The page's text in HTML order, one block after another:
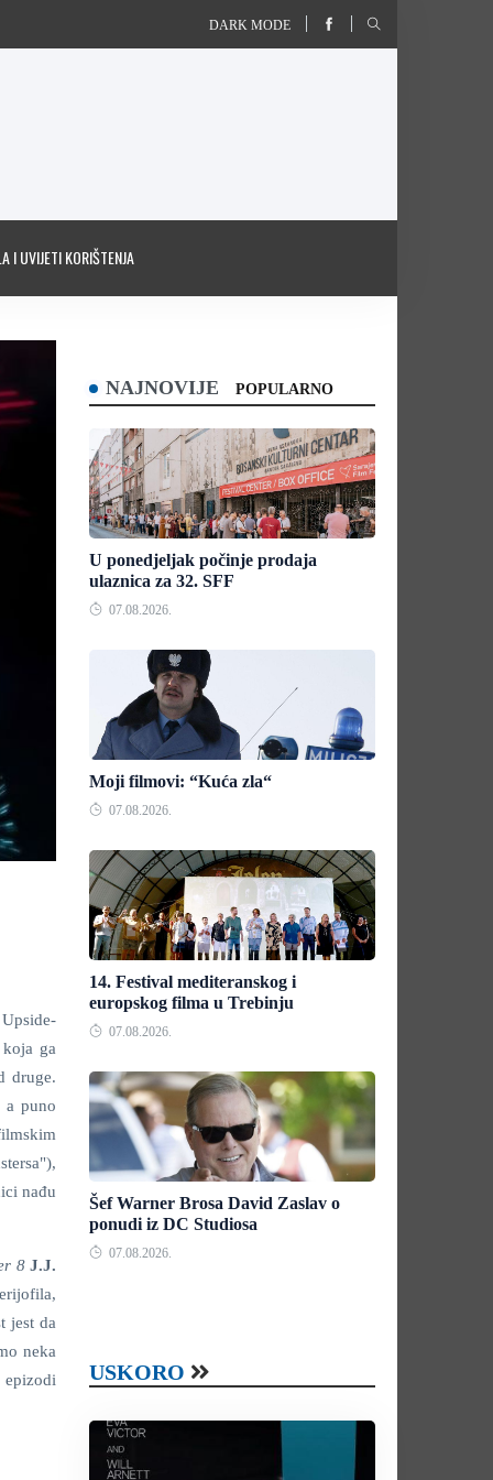
DARK MODE
I UVIJETI KORIŠTENJA
ga
druge.
a puno
nađu
8J.J.
jest da
neka
NAJNOVIJE POPULARNO
U ponedjeljak počinje prodaja
ulaznica za 32. SFF
07.08.2026.
Moji filmovi: “Kuća zla“
07.08.2026.
14. Festival mediteranskog i
europskog filma u Trebinju
07.08.2026.
Šef Warner Brosa David Zaslav o
ponudi iz DC Studiosa
07.08.2026.
USKORO